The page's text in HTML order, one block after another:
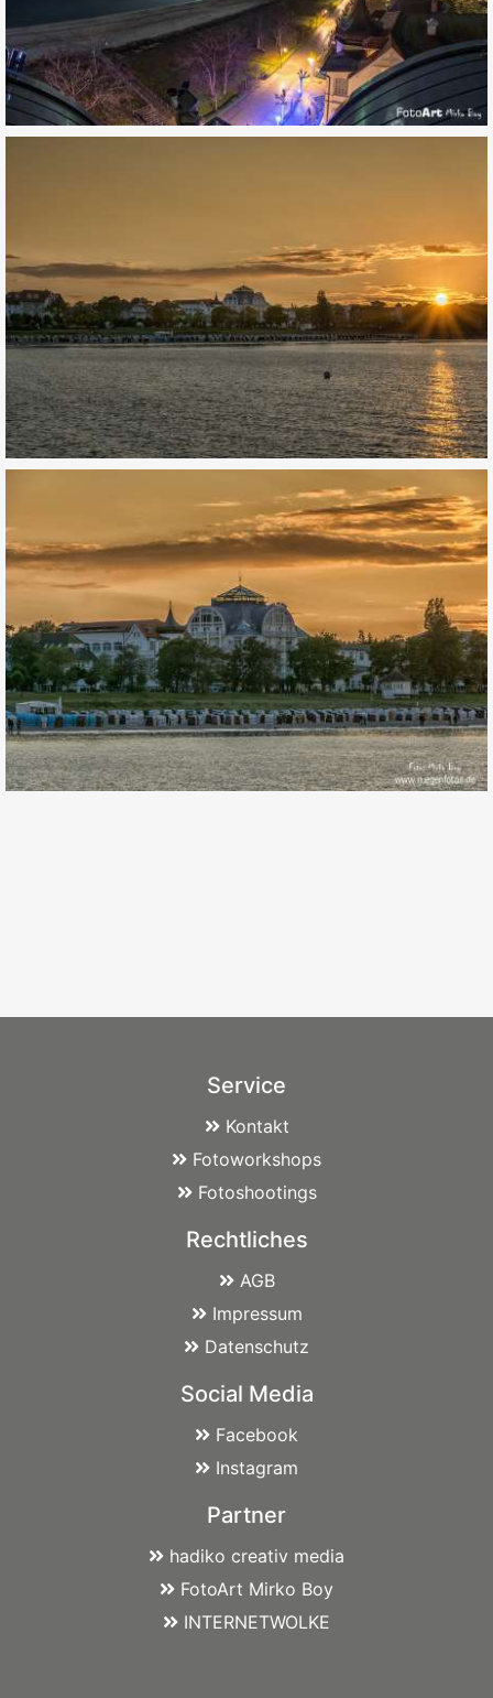
Service
Kontakt
Fotoworkshops
Fotoshootings
Rechtliches
AGB
Impressum
Datenschutz
Social Media
Facebook
Instagram
Partner
hadiko creativ media
FotoArt Mirko Boy
INTERNETWOLKE